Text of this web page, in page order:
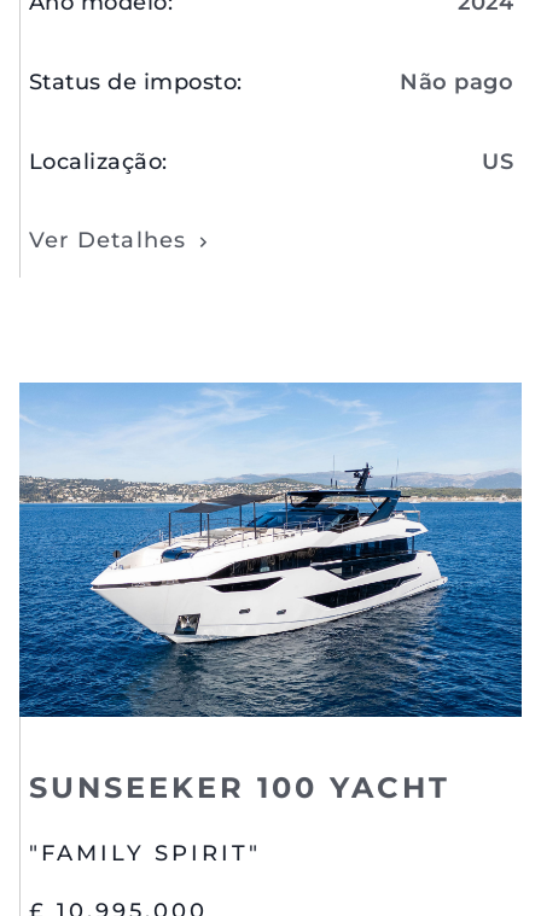
Status de imposto: Não pago
Localização: US
Ver Detalhes
SUNSEEKER 100 YACHT
"FAMILY SPIRIT"